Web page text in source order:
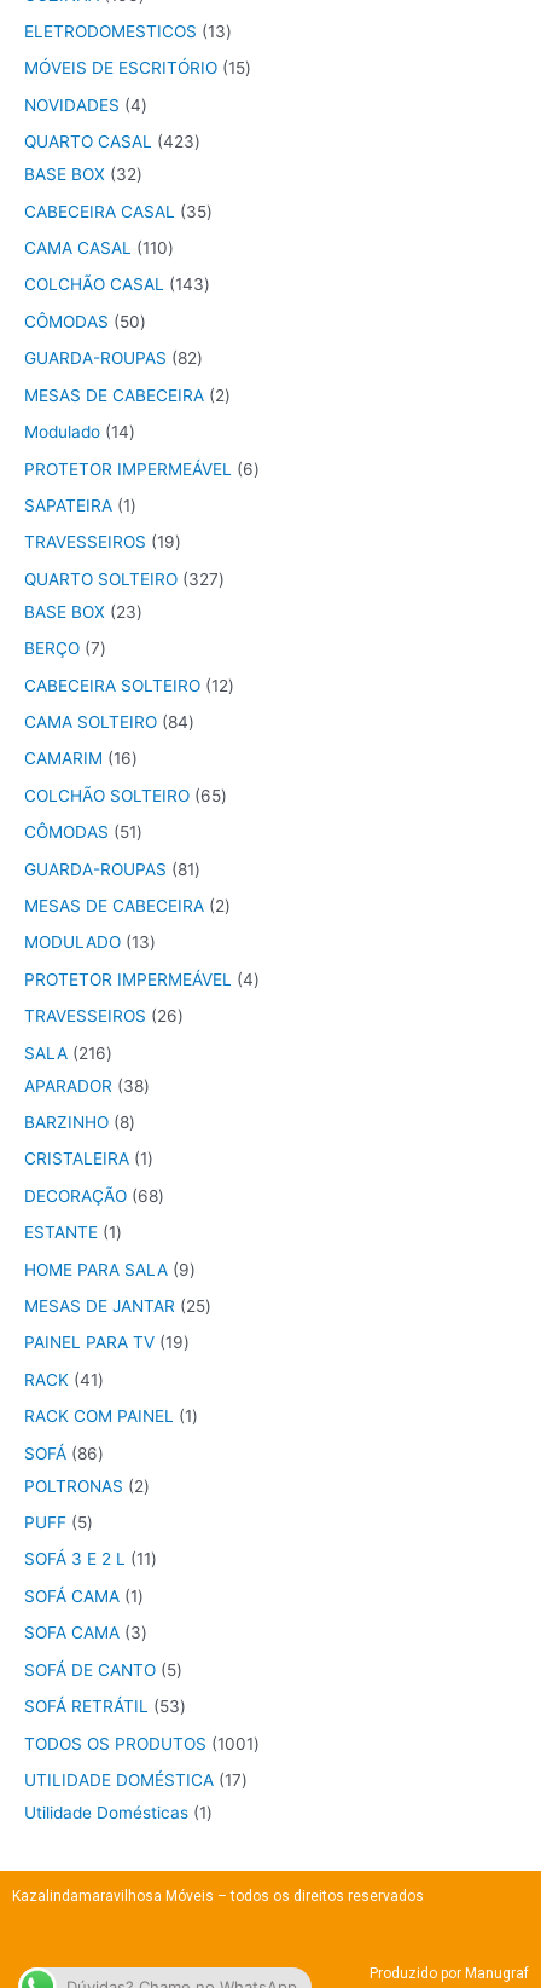
ELETRODOMESTICOS
13
MÓVEIS DE ESCRITÓRIO 15
NOVIDADES
4
QUARTO CASAL
423
BASE BOX
32
CABECEIRA CASAL
35
CAMA CASAL
110
COLCHÃO CASAL
143
CÔMODAS
50
GUARDA-ROUPAS
82
MESAS DE CABECEIRA
2
Modulado 14
PROTETOR IMPERMEÁVEL
6
SAPATEIRA 1
TRAVESSEIROS
19
QUARTO SOLTEIRO
327
BASE BOX
23
BERÇO 7
CABECEIRA SOLTEIRO 12
CAMA SOLTEIRO
84
CAMARIM
16
COLCHÃO SOLTEIRO
65
CÔMODAS
51
GUARDA-ROUPAS
81
MESAS DE CABECEIRA
2
MODULADO 13
PROTETOR IMPERMEÁVEL
4
TRAVESSEIROS
26
SALA
216
APARADOR
38
BARZINHO
8
CRISTALEIRA 1
DECORAÇÃO
68
ESTANTE 1
HOME PARA SALA
9
MESAS DE JANTAR
25
PAINEL PARA TV 19
RACK 41
RACK COM PAINEL
1
SOFÁ
86
POLTRONAS
2
PUFF
5
SOFÁ 3 E 2 L
11
SOFÁ CAMA 1
SOFA CAMA
3
SOFÁ DE CANTO
5
SOFÁ RETRÁTIL
53
TODOS OS PRODUTOS
1001
UTILIDADE DOMÉSTICA 17
Utilidade Domésticas 1
Kazalindamaravilhosa Móveis – todos os direitos reservados
Produzido por Manugraf